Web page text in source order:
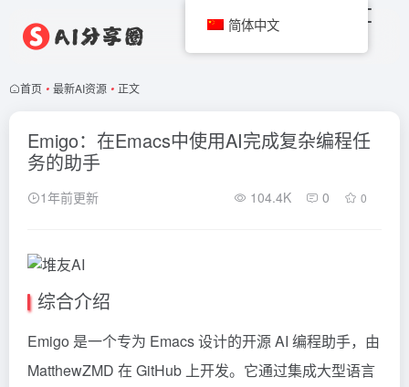
首页 • 最新AI资源 • 正文
Emigo：在Emacs中使用AI完成复杂编程任
务的助手
1年前更新 104.4K 0 0
综合介绍
Emigo 是一个专为 Emacs 设计的开源 AI 编程助手，由
MatthewZMD 在 GitHub 上开发。它通过集成大型语言
简体中文